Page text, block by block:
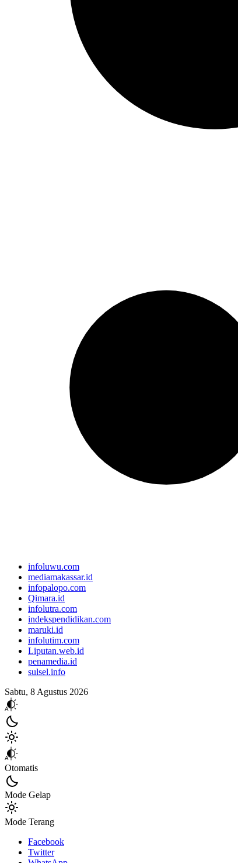
infoluwu.com
mediamakassar.id
infopalopo.com
Qimara.id
infolutra.com
indekspendidikan.com
maruki.id
infolutim.com
Liputan.web.id
penamedia.id
sulsel.info
Sabtu, 8 Agustus 2026
Otomatis
Mode Gelap
Mode Terang
Facebook
Twitter